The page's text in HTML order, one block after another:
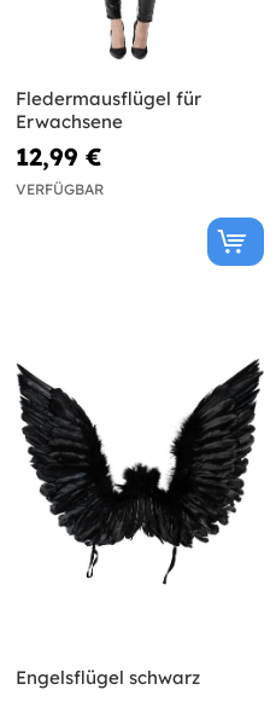
Fledermausflügel für
Erwachsene
12,99 €
VERFÜGBAR
Engelsflügel schwarz